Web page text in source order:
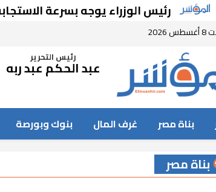
رئيس الوزراء يوجه بسرعة الاستجابة
2026
رئيس التحرير
عبد الحكم عبد ربه
بناة مصر غرف المال بنوك وبورصة
بناة مصر